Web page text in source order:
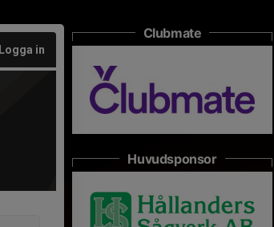
Logga in
Clubmate
Huvudsponsor